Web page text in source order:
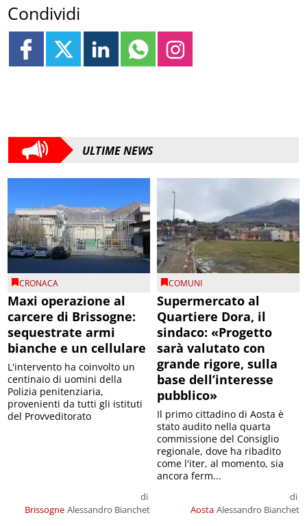
Condividi
ULTIME NEWS
CRONACA
Maxi operazione al
carcere di Brissogne:
sequestrate armi
bianche e un cellulare
Brissogne
di
Alessandro Bianchet
L'intervento ha coinvolto un
centinaio di uomini della
Polizia penitenziaria,
provenienti da tutti gli istituti
del Provveditorato
COMUNI
Supermercato al
Quartiere Dora, il
sindaco: «Progetto
sarà valutato con
grande rigore, sulla
base dell’interesse
pubblico»
Aosta
di
Alessandro Bianchet
Il primo cittadino di Aosta è
stato audito nella quarta
commissione del Consiglio
regionale, dove ha ribadito
come l'iter, al momento, sia
ancora ferm...